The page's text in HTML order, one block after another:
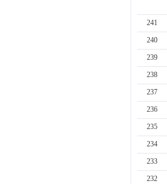
241
240
239
238
237
236
235
234
233
232